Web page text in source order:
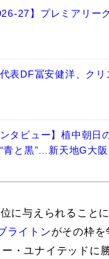
27】プレミアリー
表DF冨安健洋、ク
ンタビュー】植中朝
青と黒”…新天地G大
に与えられること
ライトンがその枠を
・ユナイテッドに